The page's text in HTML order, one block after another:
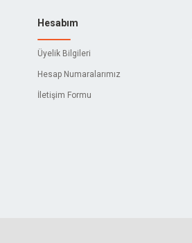
Hesabım
Üyelik Bilgileri
Hesap Numaralarımız
İletişim Formu